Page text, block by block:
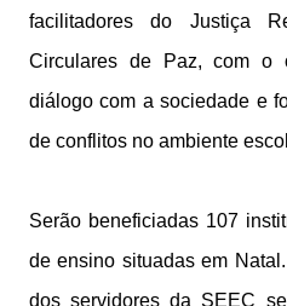
facilitadores do Justiça
Circulares de Paz, com o
diálogo com a sociedade e
de conflitos no ambiente
Serão beneficiadas 107
de ensino situadas em
dos servidores da SEEC